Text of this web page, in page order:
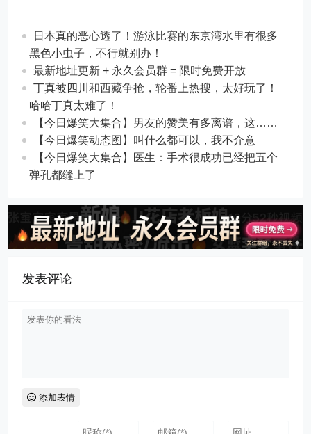
日本真的恶心透了！游泳比赛的东京湾水里有很多
黑色小虫子，不行就别办！
最新地址更新 + 永久会员群 = 限时免费开放
丁真被四川和西藏争抢，轮番上热搜，太好玩了！
哈哈丁真太难了！
【今日爆笑大集合】男友的赞美有多离谱，这……
【今日爆笑动态图】叫什么都可以，我不介意
【今日爆笑大集合】​医生：手术很成功已经把五个
弹孔都缝上了
发表评论
添加表情